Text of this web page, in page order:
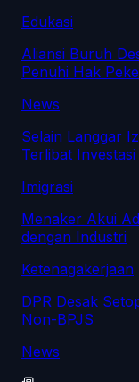
Edukasi
Aliansi Buruh
Penuhi Hak
News
Selain Langgar
Terlibat
Imigrasi
Menaker Akui
dengan Industri
Ketenagakerjaan
DPR Desak
Non-BPJS
News